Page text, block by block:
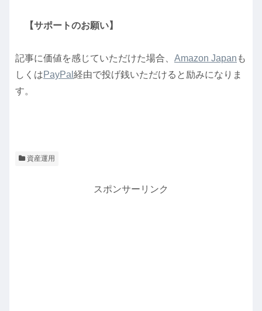
【サポートのお願い】
記事に価値を感じていただけた場合、 Amazon Japan も
しくはPayPal 経由で投げ銭いただけると励みになりま
す。
資産運用
スポンサーリンク